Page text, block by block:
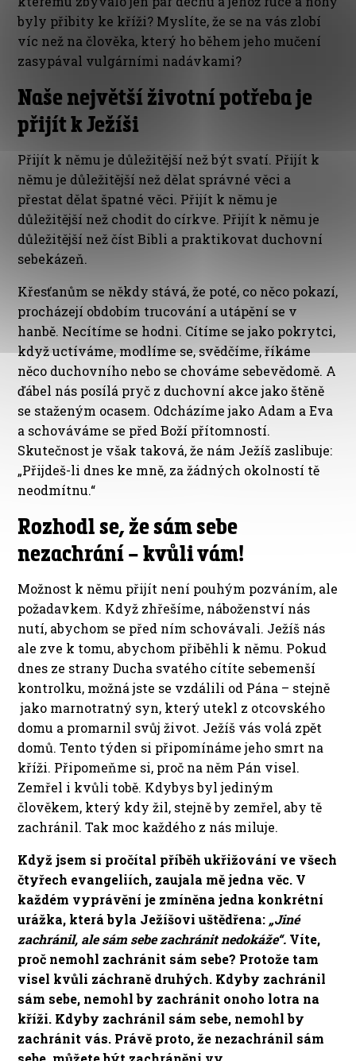
byly přibity ke kříži? Myslíte, že se na vás zlobí
víc než na člověka, který ho během jeho mučení
zasypával vulgárními nadávkami?
Naše největší životní potřeba je
přijít k Ježíši
Přijít k němu je důležitější než být svatí. Přijít k
němu je důležitější než dělat správné věci a
přestat dělat špatné věci. Přijít k němu je
důležitější než chodit do církve. Přijít k němu je
důležitější než číst Bibli a praktikovat duchovní
sebekázeň.
Křesťanům se někdy stává, že poté, co něco pokazí,
procházejí obdobím trucování a utápění se v
hanbě. Necítíme se hodni. Cítíme se jako pokrytci,
když uctíváme, modlíme se, svědčíme, říkáme
něco duchovního nebo se chováme sebevědomě. A
ďábel nás posílá pryč z duchovní akce jako štěně
se staženým ocasem. Odcházíme jako Adam a Eva
a schováváme se před Boží přítomností.
Skutečnost je však taková, že nám Ježíš zaslibuje:
„Přijdeš-li dnes ke mně, za žádných okolností tě
neodmítnu.“
Rozhodl se, že sám sebe
nezachrání – kvůli vám!
Možnost k němu přijít není pouhým pozváním, ale
požadavkem. Když zhřešíme, náboženství nás
nutí, abychom se před ním schovávali. Ježíš nás
ale zve k tomu, abychom přiběhli k němu. Pokud
dnes ze strany Ducha svatého cítíte sebemenší
kontrolku, možná jste se vzdálili od Pána – stejně
jako marnotratný syn, který utekl z otcovského
domu a promarnil svůj život. Ježíš vás volá zpět
domů. Tento týden si připomínáme jeho smrt na
kříži. Připomeňme si, proč na něm Pán visel.
Zemřel i kvůli tobě. Kdybys byl jediným
člověkem, který kdy žil, stejně by zemřel, aby tě
zachránil. Tak moc každého z nás miluje.
Když jsem si pročítal příběh ukřižování ve všech
čtyřech evangeliích, zaujala mě jedna věc. V
každém vyprávění je zmíněna jedna konkrétní
urážka, která byla Ježíšovi uštědřena: „Jiné
zachránil, ale sám sebe zachránit nedokáže“. Víte,
proč nemohl zachránit sám sebe? Protože tam
visel kvůli záchraně druhých. Kdyby zachránil
sám sebe, nemohl by zachránit onoho lotra na
kříži. Kdyby zachránil sám sebe, nemohl by
zachránit vás. Právě proto, že nezachránil sám